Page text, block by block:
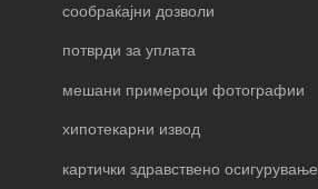
сообраќајни дозволи
потврди за уплата
мешани примероци фотографии
хипотекарни извод
картички здравствено осигурување